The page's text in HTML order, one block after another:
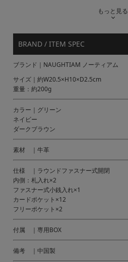
もっと見る
BRAND / ITEM SPEC
ブランド｜NAUGHTIAM ノーティアム
サイズ｜約W20.5×H10×D2.5cm
重量：約200g
カラー｜グリーン
ネイビー
ダークブラウン
素材 ｜牛革
仕様 ｜ラウンドファスナー式開閉
内側：札入れ×2
ファスナー式小銭入れ×1
カードポケット×12
フリーポケット×2
付属 ｜専用BOX
備考 ｜中国製